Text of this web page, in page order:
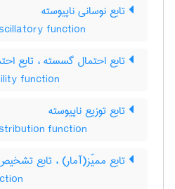
تابع نوسانی ناپیوسته
function
تابع احتمال گسسته ، تابع
function
تابع توزیع ناپیوسته
function
تابع ممیّز(آمار) ، تابع